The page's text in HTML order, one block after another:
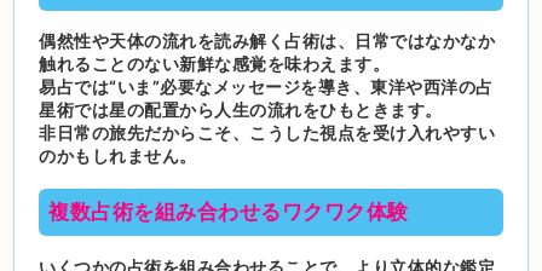
偶然性や天体の流れを読み解く占術は、日常ではなかなか
触れることのない新鮮な感覚を味わえます。
易占では“いま”必要なメッセージを導き、東洋や西洋の占
星術では星の配置から人生の流れをひもときます。
非日常の旅先だからこそ、こうした視点を受け入れやすい
のかもしれません。
複数占術を組み合わせるワクワク体験
いくつかの占術を組み合わせることで、より立体的な鑑定